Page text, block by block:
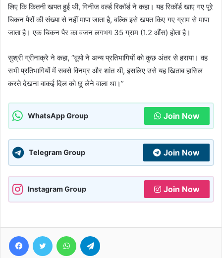
लिए कि कितनी खपत हुई थी, गिनीज वर्ल्ड रिकॉर्ड ने कहा। यह रिकॉर्ड खाए गए पूरे
चिकन पैरों की संख्या से नहीं मापा जाता है, बल्कि इसे खपत किए गए ग्राम से मापा
जाता है। एक चिकन पैर का वजन लगभग 35 ग्राम (1.2 औंस) होता है।
सुश्री ग्रीनाक्रे ने कहा, “वूयो ने अन्य प्रतिभागियों को कुछ अंतर से हराया। वह
सभी प्रतिभागियों में सबसे विनम्र और शांत थी, इसलिए उसे यह खिताब हासिल
करते देखना वाकई दिल को छू लेने वाला था।”
WhatsApp Group Join Now
Telegram Group Join Now
Instagram Group Join Now
FacebookTwitter WhatsApp